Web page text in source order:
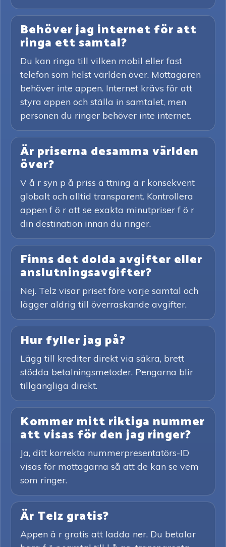
Behöver jag internet för att
ringa ett samtal?
Du kan ringa till vilken mobil eller fast
telefon som helst världen över. Mottagaren
behöver inte appen. Internet krävs för att
styra appen och ställa in samtalet, men
personen du ringer behöver inte internet.
Är priserna desamma världen
över?
V å r syn p å priss ä ttning ä r konsekvent
globalt och alltid transparent. Kontrollera
appen f ö r att se exakta minutpriser f ö r
din destination innan du ringer.
Finns det dolda avgifter eller
anslutningsavgifter?
Nej. Telz visar priset före varje samtal och
lägger aldrig till överraskande avgifter.
Hur fyller jag på?
Lägg till krediter direkt via säkra, brett
stödda betalningsmetoder. Pengarna blir
tillgängliga direkt.
Kommer mitt riktiga nummer
att visas för den jag ringer?
Ja, ditt korrekta nummerpresentatörs-ID
visas för mottagarna så att de kan se vem
som ringer.
Är Telz gratis?
Appen ä r gratis att ladda ner. Du betalar